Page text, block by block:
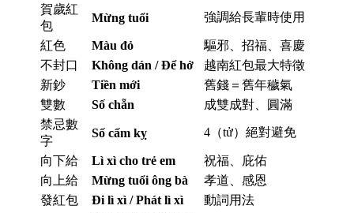
賀歲紅
包
Mừng tuổi 強調給長輩時使用
紅色 Màu đỏ
驅邪、招福、喜慶
不封口
Không dán / Để hở
越南紅包最大特徵
新鈔
Tiền mới
舊錢＝舊年穢氣
雙數
Số chẵn
成雙成對、圓滿
禁忌數
字
Số cấm kỵ 4（tử）絕對避免
向下給 Lì xì cho trẻ em
祝福、庇佑
向上給
Mừng tuổi ông bà
孝道、感恩
發紅包
Đi lì xì / Phát lì xì
動詞用法